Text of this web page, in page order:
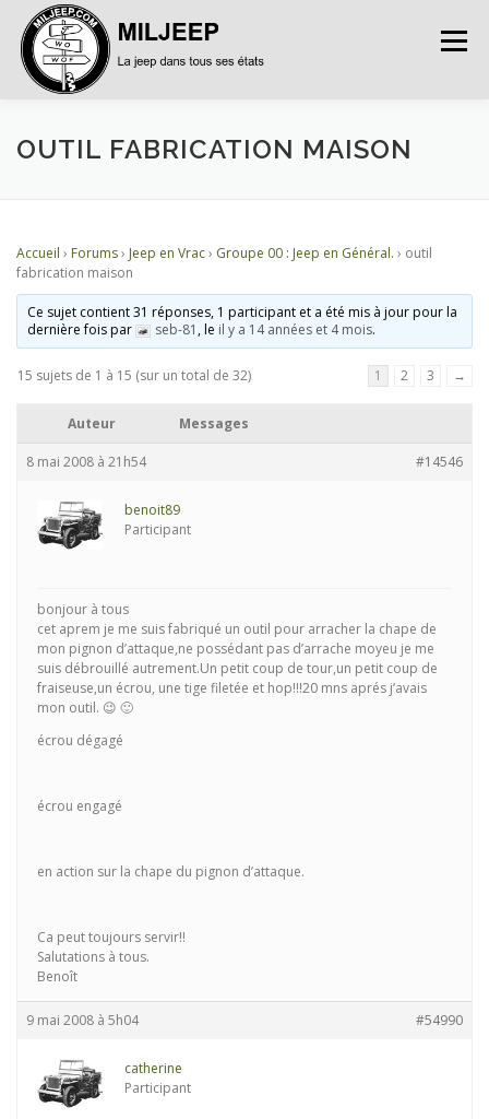
Menu
ACCUEIL ARTICLES PETITES ANNONCES
DOCUMENTATIONS FORUMS S’INSCRIRE
CONNEXION
OUTIL FABRICATION MAISON
Accueil › Forums› Jeep en Vrac› Groupe 00 : Jeep en Général. › outil
fabrication maison
Ce sujet contient 31 réponses, 1 participant et a été mis à jour pour la
dernière fois par
seb-81 , le il y a 14 années et 4 mois.
15 sujets de 1 à 15 (sur un total de 32) 1 2 3 →
Auteur Messages
8 mai 2008 à 21h54 #14546
benoit89
Participant
bonjour à tous
cet aprem je me suis fabriqué un outil pour arracher la chape de
mon pignon d’attaque,ne possédant pas d’arrache moyeu je me
suis débrouillé autrement.Un petit coup de tour,un petit coup de
fraiseuse,un écrou, une tige filetée et hop!!!20 mns aprés j’avais
mon outil. 😉 🙂
écrou dégagé
écrou engagé
en action sur la chape du pignon d’attaque.
Ca peut toujours servir!!
Salutations à tous.
Benoît
9 mai 2008 à 5h04 #54990
catherine
Participant